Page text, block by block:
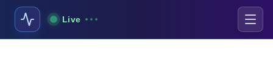
Live